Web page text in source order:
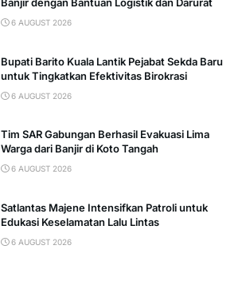
Banjir dengan Bantuan Logistik dan Darurat
6 AUGUST 2026
Bupati Barito Kuala Lantik Pejabat Sekda Baru
untuk Tingkatkan Efektivitas Birokrasi
6 AUGUST 2026
Tim SAR Gabungan Berhasil Evakuasi Lima
Warga dari Banjir di Koto Tangah
6 AUGUST 2026
Satlantas Majene Intensifkan Patroli untuk
Edukasi Keselamatan Lalu Lintas
6 AUGUST 2026